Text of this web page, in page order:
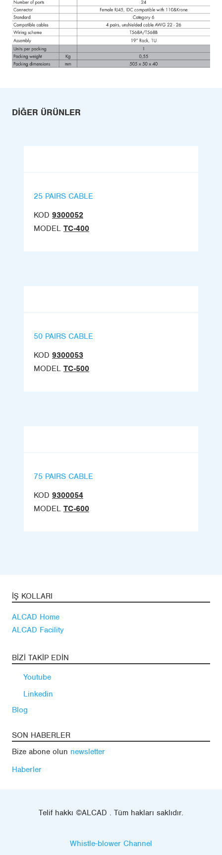
DIĞER ÜRÜNLER
25 PAIRS CABLE
KOD 9300052
MODEL TC-400
50 PAIRS CABLE
KOD 9300053
MODEL TC-500
75 PAIRS CABLE
KOD 9300054
MODEL TC-600
İŞ KOLLARI
ALCAD Home
ALCAD Facility
BIZI TAKIP EDIN
Youtube
Linkedin
Blog
SON HABERLER
Bize abone olun newsletter
Haberler
Telif hakkı ©ALCAD . Tüm hakları saklıdır.
Whistle-blower Channel